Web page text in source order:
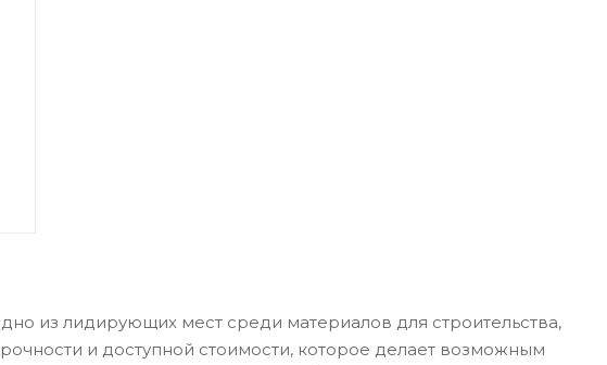
из лидирующих мест среди материалов для строительства,
и доступной стоимости, которое делает возможным